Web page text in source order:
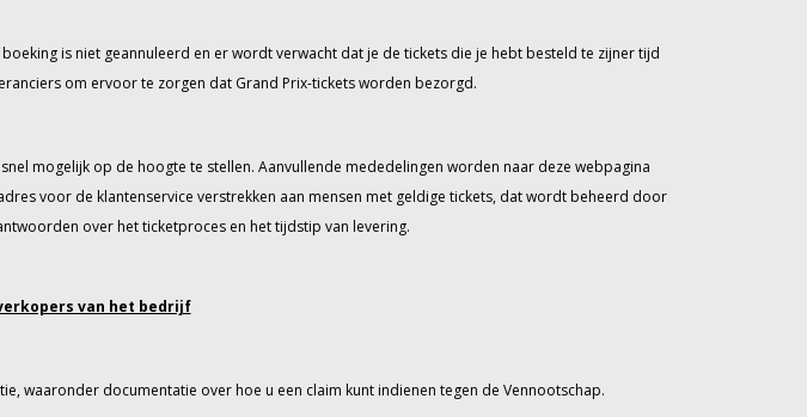
is niet geannuleerd en er wordt verwacht dat je de tickets die je hebt besteld te zijner tijd
om ervoor te zorgen dat Grand Prix-tickets worden bezorgd.
mogelijk op de hoogte te stellen. Aanvullende mededelingen worden naar deze webpagina
voor de klantenservice verstrekken aan mensen met geldige tickets, dat wordt beheerd door
over het ticketproces en het tijdstip van levering.
van het bedrijf
waaronder documentatie over hoe u een claim kunt indienen tegen de Vennootschap.